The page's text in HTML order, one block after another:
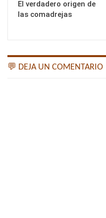
El verdadero origen de
las comadrejas
💬 DEJA UN COMENTARIO